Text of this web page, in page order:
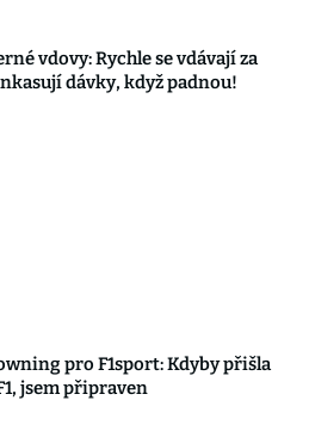
vdovy: Rychle se vdávají za
dávky, když padnou!
pro F1sport: Kdyby přišla
jsem připraven